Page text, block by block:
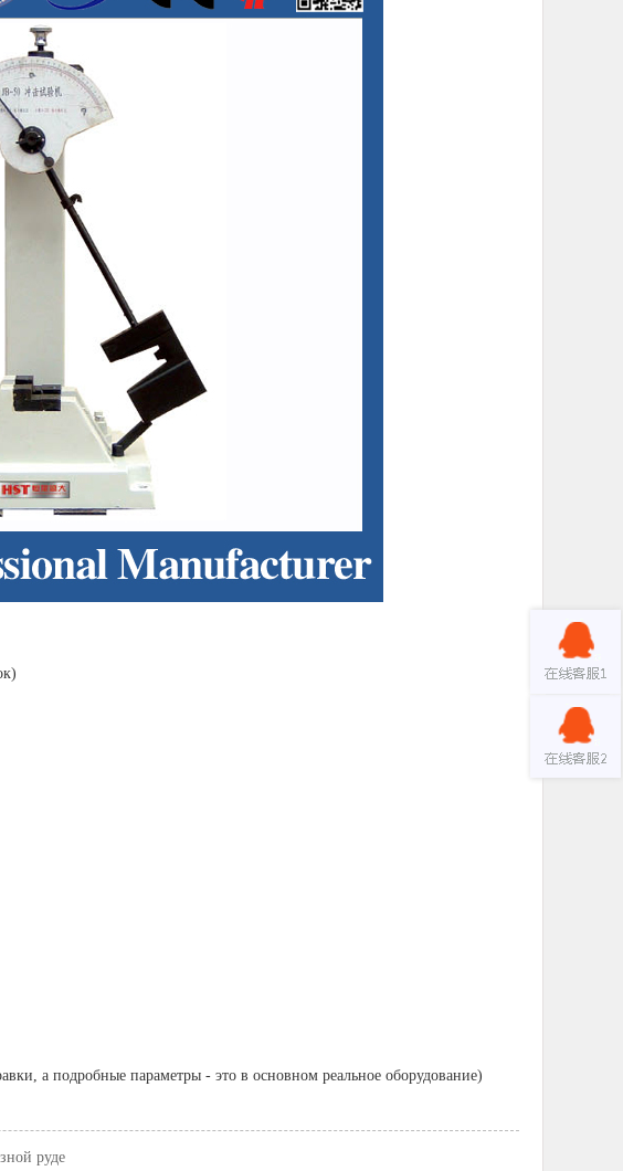
а подробные параметры - это в основном реальное оборудование)
руде